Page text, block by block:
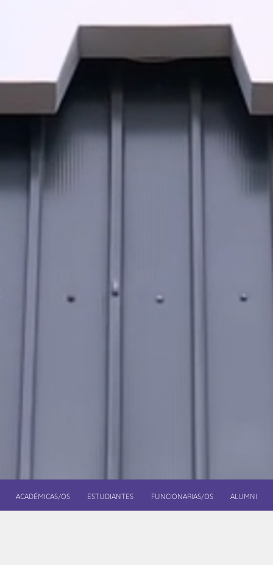
ACADÉMICAS/OS ESTUDIANTES FUNCIONARIAS/OS ALUMNI